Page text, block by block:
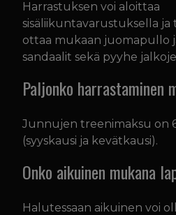
Harrastuksen voi aloittaa
sisäliikuntavarustuksella ja
ottaa mukaan juomapullo
sandaalit sekä pyyhe
Paljonko harrastaminen
Junnujen treenimaksu on
(syyskausi ja kevätkausi).
Onko aikuinen mukana
Halutessaan aikuinen voi